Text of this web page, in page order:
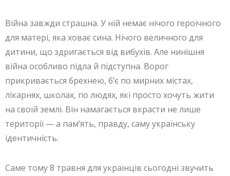
Війна завжди страшна. У ній немає нічого героїчного
для матері, яка ховає сина. Нічого величного для
дитини, що здригається від вибухів. Але нинішня
війна особливо підла й підступна. Ворог
прикривається брехнею, б’є по мирних містах,
лікарнях, школах, по людях, які просто хочуть жити
на своїй землі. Він намагається вкрасти не лише
території — а пам’ять, правду, саму українську
ідентичність.
Саме тому 8 травня для українців сьогодні звучить